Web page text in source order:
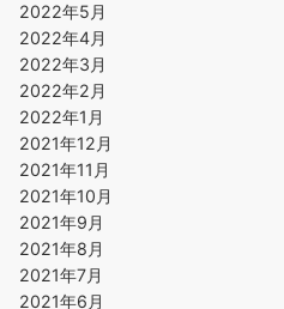
2022年5月
2022年4月
2022年3月
2022年2月
2022年1月
2021年12月
2021年11月
2021年10月
2021年9月
2021年8月
2021年7月
2021年6月